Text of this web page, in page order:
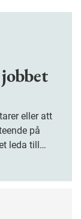
eller att
på
leda till